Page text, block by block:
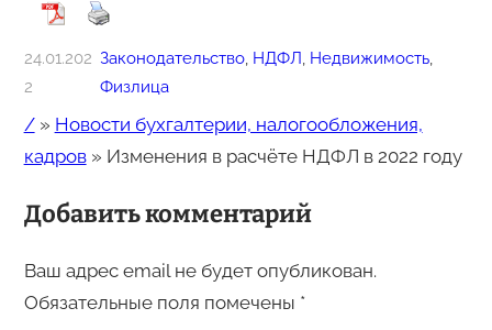
24.01.202
2
Законодательство, НДФЛ, Недвижимость,
Физлица
/» Новости бухгалтерии, налогообложения,
кадров» Изменения в расчёте НДФЛ в 2022 году
Добавить комментарий
Ваш адрес email не будет опубликован.
Обязательные поля помечены *